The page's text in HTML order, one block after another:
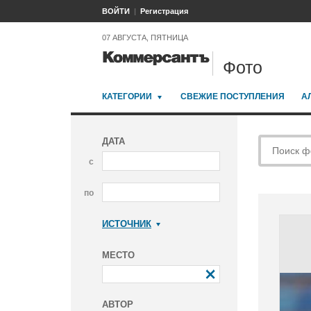
ВОЙТИ Регистрация
07 АВГУСТА, ПЯТНИЦА
Фото
КАТЕГОРИИ СВЕЖИЕ ПОСТУПЛЕНИЯ
ДАТА
с
по
ИСТОЧНИК
МЕСТО
АВТОР